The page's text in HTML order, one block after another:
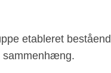
etableret